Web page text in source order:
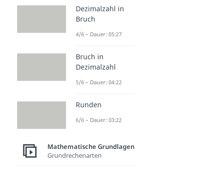
Dauer: 02:05
Dezimalzahl in
Bruch
4/6 – Dauer: 05:27
Bruch in
Dezimalzahl
5/6 – Dauer: 04:22
Runden
6/6 – Dauer: 03:22
Mathematische Grundlagen
Grundrechenarten